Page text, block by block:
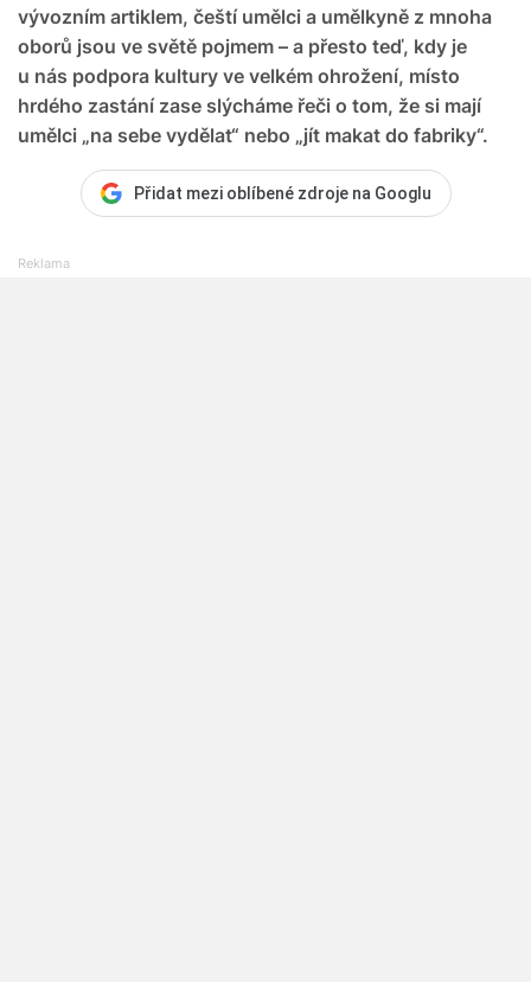
vývozním artiklem, čeští umělci a umělkyně z mnoha
oborů jsou ve světě pojmem – a přesto teď, kdy je
u nás podpora kultury ve velkém ohrožení, místo
hrdého zastání zase slýcháme řeči o tom, že si mají
umělci „na sebe vydělat“ nebo „jít makat do fabriky“.
Přidat mezi oblíbené zdroje na Googlu